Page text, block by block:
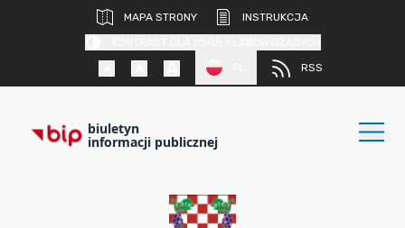
MAPA STRONY
INSTRUKCJA
RSS
biuletyn
informacji publicznej